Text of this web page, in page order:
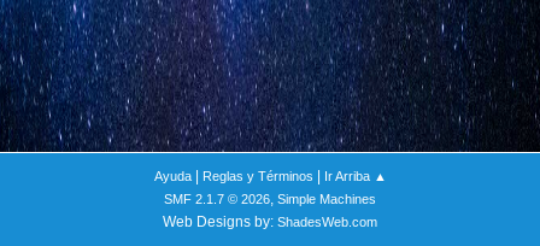
Ayuda| Reglas y Términos
Ir Arriba ▲
SMF 2.1.7 © 2026, Simple Machines
Web Designs by: ShadesWeb.com